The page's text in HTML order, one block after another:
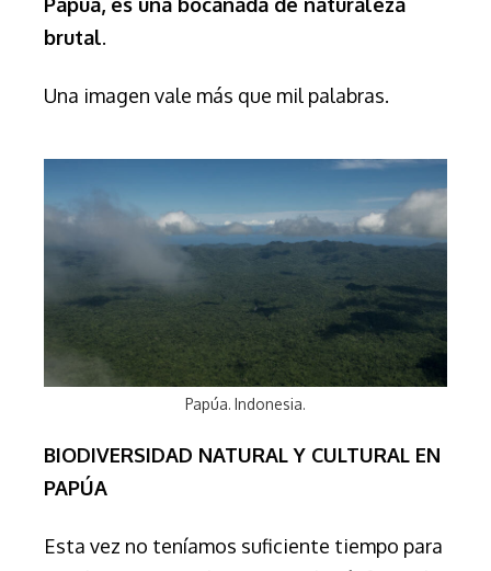
brutal.
Una imagen vale más que mil palabras.
Papúa. Indonesia.
BIODIVERSIDAD NATURAL Y CULTURAL EN
PAPÚA
Esta vez no teníamos suficiente tiempo para